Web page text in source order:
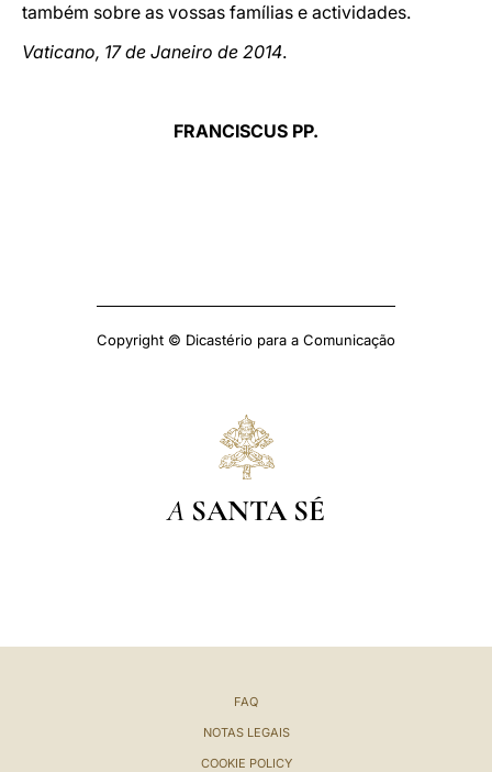
também sobre as vossas famílias e actividades.
Vaticano, 17 de Janeiro de 2014.
FRANCISCUS PP.
Copyright © Dicastério para a Comunicação
A SANTA SÉ
FAQ
NOTAS LEGAIS
COOKIE POLICY